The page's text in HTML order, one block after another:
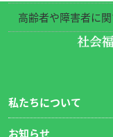
高齢者や障害者に
私たちについて
お知らせ